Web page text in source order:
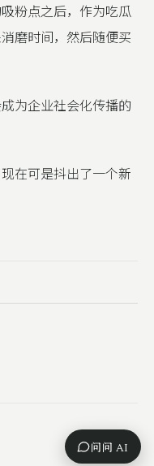
粉点之后，作为吃瓜
磨时间，然后随便买
为企业社会化传播的
在可是抖出了一个新
问问 AI